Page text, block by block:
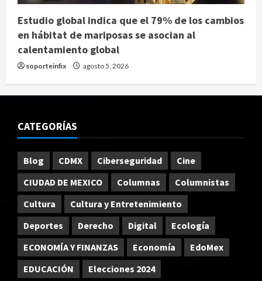
Estudio global indica que el 79% de los cambios
en hábitat de mariposas se asocian al
calentamiento global
soporteinfix agosto 5, 2026
CATEGORÍAS
Blog CDMX Ciberseguridad
Cine
CIUDAD DE MEXICO
Columnas
Columnistas
Cultura
Cultura y Entretenimiento
Deportes
Derecho Digital
Ecología
ECONOMÍA Y FINANZAS
Economía
EdoMex
EDUCACIÓN
Elecciones 2024